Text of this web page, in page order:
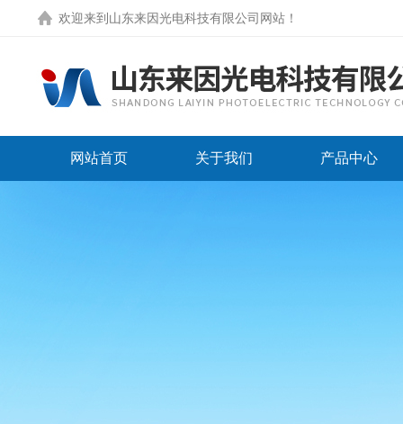
欢迎来到 山东来因光电科技有限公司网站 ！
网站首页 关于我们 产品中心